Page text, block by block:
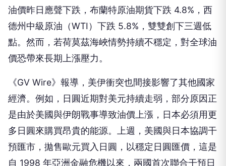
油價昨日應聲下跌，布蘭特原油期貨下跌 4.8%，西
德州中級原油（WTI）下跌 5.8%，雙雙創下三週低
點。然而，若荷莫茲海峽情勢持續不穩定，對全球油
價恐帶來長期上漲壓力。
《GV Wire》報導，美伊衝突也間接影響了其他國家
經濟。例如，日圓近期對美元持續走弱，部分原因正
是由於美國與伊朗戰事導致油價上漲，日本必須用更
多日圓來購買昂貴的能源。上週，美國與日本協調干
預匯市，拋售歐元買入日圓，以穩定日圓匯價，這是
自 1998 年亞洲金融危機以來，兩國首次聯合干預日